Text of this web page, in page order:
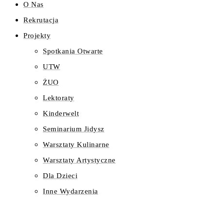
O Nas
Rekrutacja
Projekty
Spotkania Otwarte
UTW
ŻUO
Lektoraty
Kinderwelt
Seminarium Jidysz
Warsztaty Kulinarne
Warsztaty Artystyczne
Dla Dzieci
Inne Wydarzenia